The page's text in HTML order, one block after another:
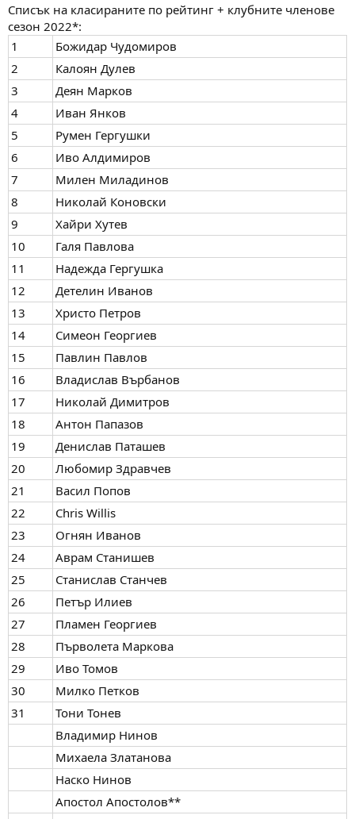
Списък на класираните по рейтинг + клубните членове
сезон 2022*:
1
Божидар Чудомиров
2
Калоян Дулев
3
Деян Марков
4
Иван Янков
5
Румен Гергушки
6
Иво Алдимиров
7
Милен Миладинов
8
Николай Коновски
9
Хайри Хутев
10
Галя Павлова
11
Надежда Гергушка
12
Детелин Иванов
13
Христо Петров
14
Симеон Георгиев
15
Павлин Павлов
16
Владислав Върбанов
17
Николай Димитров
18
Антон Папазов
19
Денислав Паташев
20
Любомир Здравчев
21
Васил Попов
22
Chris Willis
23
Огнян Иванов
24
Аврам Станишев
25
Станислав Станчев
26
Петър Илиев
27
Пламен Георгиев
28
Първолета Маркова
29
Иво Томов
30
Милко Петков
31
Тони Тонев
Владимир Нинов
Михаела Златанова
Наско Нинов
Апостол Апостолов**